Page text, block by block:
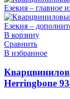
В корзину
Сравнить
В избранное
Herringbone